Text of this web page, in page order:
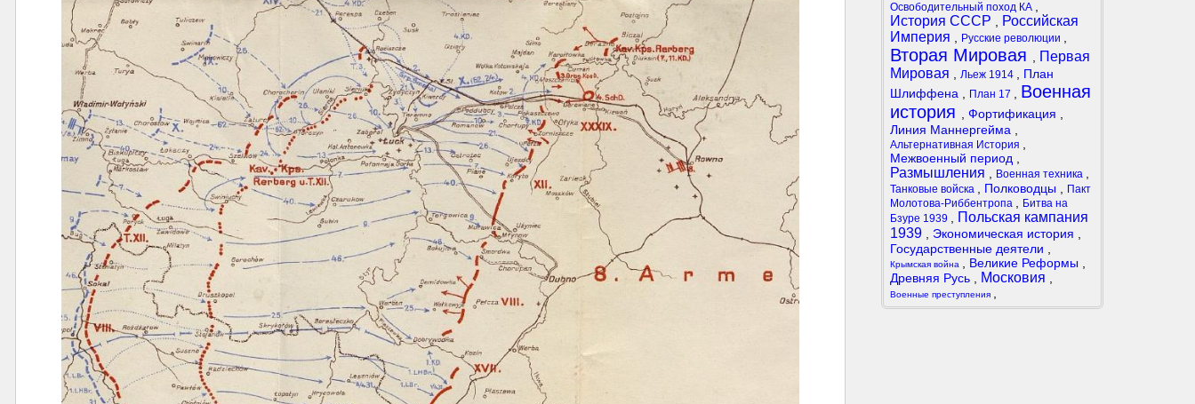
Освободительный поход КА
История СССР
Российская
Империя
Русские революции
Вторая Мировая
Первая
Мировая
Льеж 1914
План
Шлиффена
План 17
Военная
история
Фортификация
Линия Маннергейма
Альтернативная История
Межвоенный период
Размышления Военная техника
Танковые войска Полководцы
Пакт
Молотова-Риббентропа
Битва на
Бзуре 1939
Польская кампания
1939
Экономическая история
Государственные деятели
Крымская война Великие Реформы
Древняя Русь
Московия
Военные преступления